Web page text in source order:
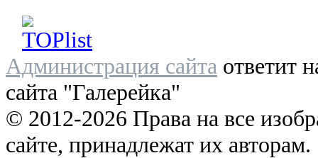
Администрация сайта ответит
сайта "Галерейка"
© 2012-2026 Права на все
сайте, принадлежат их авторам.